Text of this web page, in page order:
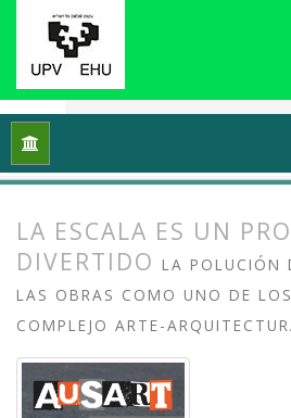
Inicio
LA ESCALA ES UN
DIVERTIDO LA POLUCIÓN
LAS OBRAS COMO UNO DE
COMPLEJO ARTE-